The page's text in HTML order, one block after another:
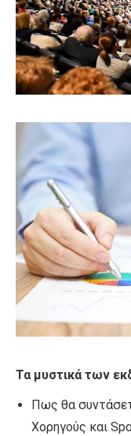
Τα μυστικά των
Πως θα
Χορηγούς και